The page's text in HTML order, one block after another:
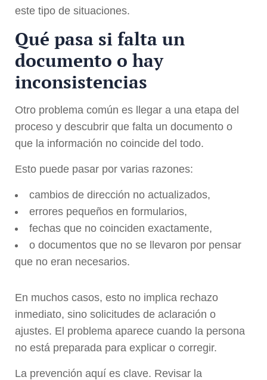
este tipo de situaciones.
Qué pasa si falta un
documento o hay
inconsistencias
Otro problema común es llegar a una etapa del
proceso y descubrir que falta un documento o
que la información no coincide del todo.
Esto puede pasar por varias razones:
cambios de dirección no actualizados,
errores pequeños en formularios,
fechas que no coinciden exactamente,
o documentos que no se llevaron por pensar
que no eran necesarios.
En muchos casos, esto no implica rechazo
inmediato, sino solicitudes de aclaración o
ajustes. El problema aparece cuando la persona
no está preparada para explicar o corregir.
La prevención aquí es clave. Revisar la